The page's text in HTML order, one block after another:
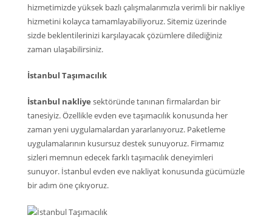
hizmetimizde yüksek bazlı çalışmalarımızla verimli bir nakliye
hizmetini kolayca tamamlayabiliyoruz. Sitemiz üzerinde
sizde beklentilerinizi karşılayacak çözümlere dilediğiniz
zaman ulaşabilirsiniz.
İstanbul Taşımacılık
İstanbul nakliye sektöründe tanınan firmalardan bir
tanesiyiz. Özellikle evden eve taşımacılık konusunda her
zaman yeni uygulamalardan yararlanıyoruz. Paketleme
uygulamalarının kusursuz destek sunuyoruz. Firmamız
sizleri memnun edecek farklı taşımacılık deneyimleri
sunuyor. İstanbul evden eve nakliyat konusunda gücümüzle
bir adım öne çıkıyoruz.